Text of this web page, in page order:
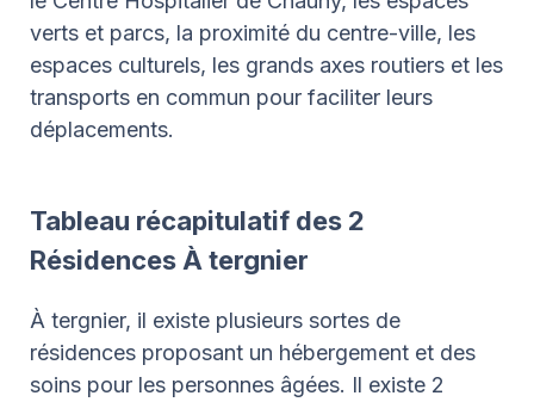
verts et parcs, la proximité du centre-ville, les
espaces culturels, les grands axes routiers et les
transports en commun pour faciliter leurs
déplacements.
Tableau récapitulatif des 2
Résidences À tergnier
À tergnier, il existe plusieurs sortes de
résidences proposant un hébergement et des
soins pour les personnes âgées. Il existe 2